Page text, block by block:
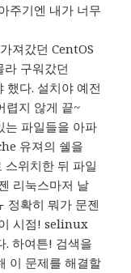
주기엔 내가 너무
져갔던 CentOS
구워갔던
다. 설치야 예전
렵지 않게 끝~
파일들을 아파
유져의 쉘을
위치한 뒤 파일
리눅스마저 날
정확히 뭐가 문젠
시점! selinux
. 하여튼! 검색을
이 문제를 해결할